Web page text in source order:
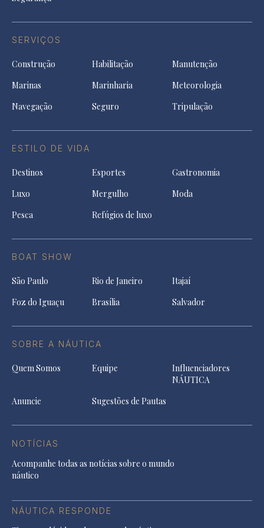
SERVIÇOS
Construção Habilitação
Manutenção
Marinas
Marinharia
Meteorologia
Navegação
Seguro Tripulação
ESTILO DE VIDA
Destinos Esportes
Gastronomia
Luxo
Mergulho
Moda
Pesca
Refúgios de luxo
BOAT SHOW
São Paulo Rio de Janeiro
Itajaí
Foz do Iguaçu
Brasília Salvador
SOBRE A NÁUTICA
Quem Somos Equipe
Influenciadores
NÁUTICA
Anuncie
Sugestões de Pautas
NOTÍCIAS
Acompanhe todas as notícias sobre o mundo
náutico
NÁUTICA RESPONDE